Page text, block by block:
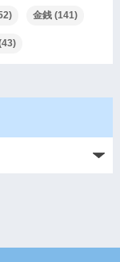
金銭(141)